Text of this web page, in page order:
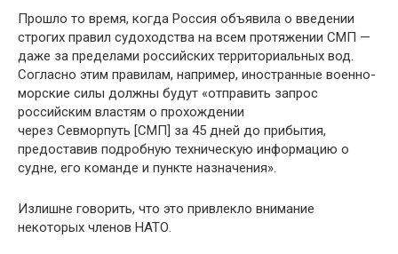
Прошло то время, когда Россия объявила о введении
строгих правил судоходства на всем протяжении СМП —
даже за пределами российских территориальных вод.
Согласно этим правилам, например, иностранные военно-
морские силы должны будут «отправить запрос
российским властям о прохождении
через Севморпуть [СМП] за 45 дней до прибытия,
предоставив подробную техническую информацию о
судне, его команде и пункте назначения».
Излишне говорить, что это привлекло внимание
некоторых членов НАТО.